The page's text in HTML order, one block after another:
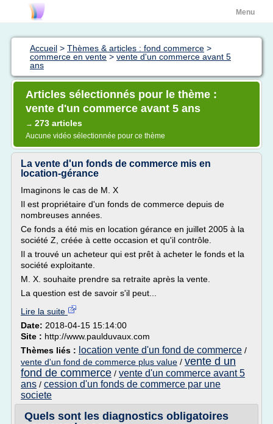
Menu
Accueil > Thèmes & articles : fond commerce >
commerce en vente > vente d'un commerce avant 5
ans
Articles sélectionnés pour le thème :
vente d'un commerce avant 5 ans
→ 273 articles
Aucune vidéo sélectionnée pour ce thème
La vente d'un fonds de commerce mis en
location-gérance
Imaginons le cas de M. X
Il est propriétaire d'un fonds de commerce depuis de
nombreuses années.
Ce fonds a été mis en location gérance en juillet 2005 à la
société Z, créée à cette occasion et qu'il contrôle.
Il a trouvé un acheteur qui est prêt à acheter le fonds et la
société exploitante.
M. X. souhaite prendre sa retraite après la vente.
La question est de savoir s'il peut...
Lire la suite
Date: 2018-04-15 15:14:00
Site : http://www.paulduvaux.com
Thèmes liés : location vente d'un fond de commerce /
vente d'un fond de commerce plus value / vente d un
fond de commerce / vente d'un commerce avant 5
ans / cession d'un fonds de commerce par une
societe
Quels sont les diagnostics obligatoires